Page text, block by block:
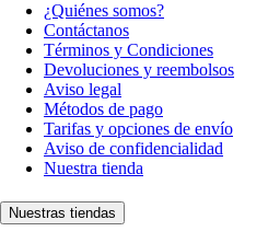
¿Quiénes somos?
Contáctanos
Términos y Condiciones
Devoluciones y reembolsos
Aviso legal
Métodos de pago
Tarifas y opciones de envío
Aviso de confidencialidad
Nuestra tienda
Nuestras tiendas